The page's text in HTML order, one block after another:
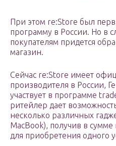
При этом re:Store был
программу в России. Но в
покупателям придется
магазин.
Сейчас re:Store имеет
производителя в России,
участвует в программе
ритейлер дает
несколько различных
MacBook), получив в
для приобретения одного